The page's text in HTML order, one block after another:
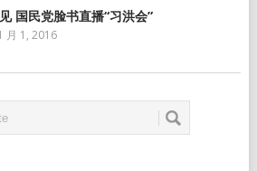
国民党脸书直播“习洪会”
月 1, 2016